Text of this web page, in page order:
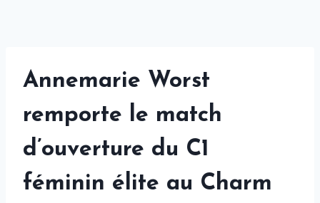
Annemarie Worst
remporte le match
d’ouverture du C1
féminin élite au Charm